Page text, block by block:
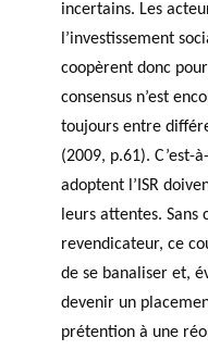
incertains. Les
l’investissement
coopèrent donc
consensus n’est
toujours entre
(2009, p.61). C’est-
adoptent l’ISR
leurs attentes. Sans
revendicateur, ce
de se banaliser et,
devenir un
prétention à une